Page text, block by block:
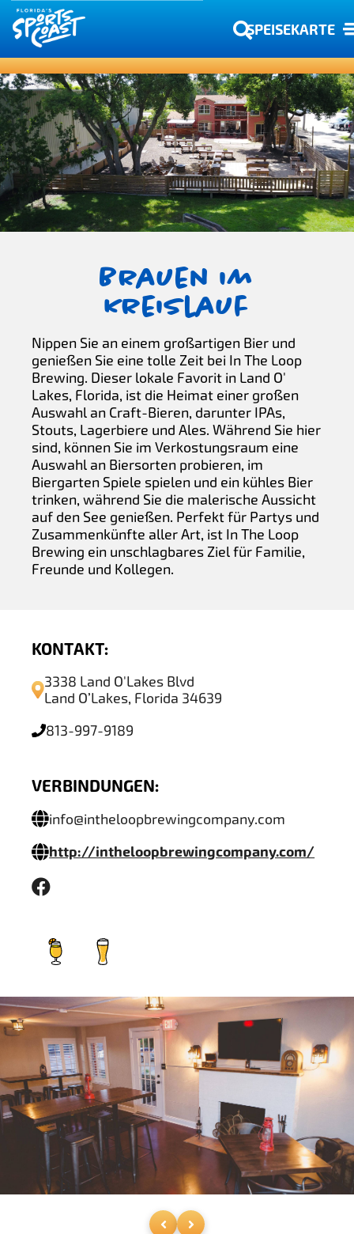
SPEISEKARTE
Brauen im
Kreislauf
Nippen Sie an einem großartigen Bier und
genießen Sie eine tolle Zeit bei In The Loop
Brewing. Dieser lokale Favorit in Land O'
Lakes, Florida, ist die Heimat einer großen
Auswahl an Craft-Bieren, darunter IPAs,
Stouts, Lagerbiere und Ales. Während Sie hier
sind, können Sie im Verkostungsraum eine
Auswahl an Biersorten probieren, im
Biergarten Spiele spielen und ein kühles Bier
trinken, während Sie die malerische Aussicht
auf den See genießen. Perfekt für Partys und
Zusammenkünfte aller Art, ist In The Loop
Brewing ein unschlagbares Ziel für Familie,
Freunde und Kollegen.
KONTAKT:
3338 Land O'Lakes Blvd
Land O’Lakes, Florida 34639
813-997-9189
VERBINDUNGEN:
info@intheloopbrewingcompany.com
http://intheloopbrewingcompany.com/